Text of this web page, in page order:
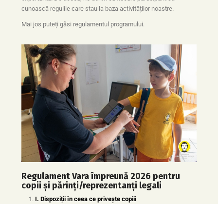
cunoască regulile care stau la baza activităților noastre.
Mai jos puteți găsi regulamentul programului.
Regulament Vara împreună 2026 pentru
copii și părinți/reprezentanți legali
I. Dispoziții în ceea ce privește copiii